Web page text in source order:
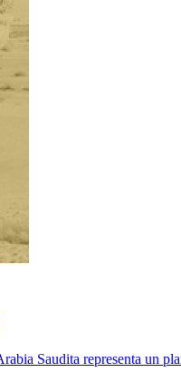
representa un plan